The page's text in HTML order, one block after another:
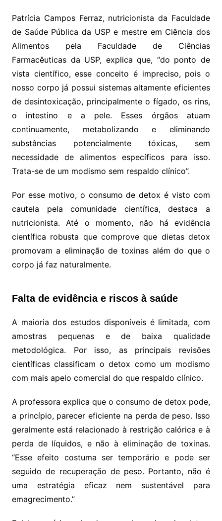
Patrícia Campos Ferraz, nutricionista da Faculdade
de Saúde Pública da USP e mestre em Ciência dos
Alimentos pela Faculdade de Ciências
Farmacêuticas da USP, explica que, “do ponto de
vista científico, esse conceito é impreciso, pois o
nosso corpo já possui sistemas altamente eficientes
de desintoxicação, principalmente o fígado, os rins,
o intestino e a pele. Esses órgãos atuam
continuamente, metabolizando e eliminando
substâncias potencialmente tóxicas, sem
necessidade de alimentos específicos para isso.
Trata-se de um modismo sem respaldo clínico”.
Por esse motivo, o consumo de detox é visto com
cautela pela comunidade científica, destaca a
nutricionista. Até o momento, não há evidência
científica robusta que comprove que dietas detox
promovam a eliminação de toxinas além do que o
corpo já faz naturalmente.
Falta de evidência e riscos à saúde
A maioria dos estudos disponíveis é limitada, com
amostras pequenas e de baixa qualidade
metodológica. Por isso, as principais revisões
científicas classificam o detox como um modismo
com mais apelo comercial do que respaldo clínico.
A professora explica que o consumo de detox pode,
a princípio, parecer eficiente na perda de peso. Isso
geralmente está relacionado à restrição calórica e à
perda de líquidos, e não à eliminação de toxinas.
“Esse efeito costuma ser temporário e pode ser
seguido de recuperação de peso. Portanto, não é
uma estratégia eficaz nem sustentável para
emagrecimento.”